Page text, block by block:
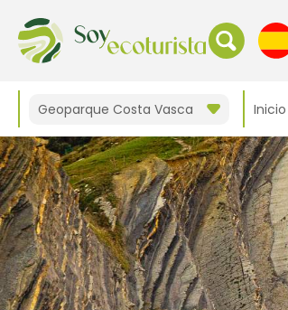
Geoparque Costa Vasca Inicio